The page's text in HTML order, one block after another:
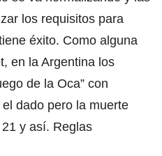
los requisitos para
éxito. Como alguna
en la Argentina los
de la Oca” con
dado pero la muerte
y así. Reglas